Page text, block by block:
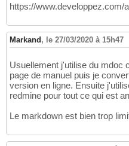
https://www.developpez.com/
Markand , le 27/03/2020 à 15h47
Usuellement j'utilise du mdoc
page de manuel puis je
version en ligne. Ensuite
redmine pour tout ce qui est
Le markdown est bien trop